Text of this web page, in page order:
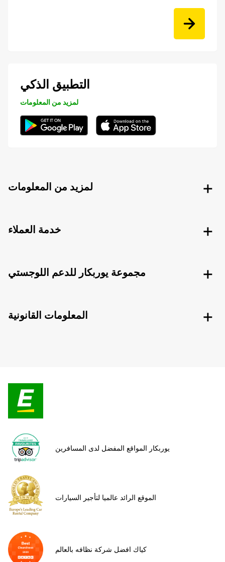
التطبيق الذكي
لمزيد من المعلومات
لمزيد من المعلومات
خدمة العملاء
مجموعة يوربكار للدعم اللوجستي
المعلومات القانونية
يوربكار المواقع المفضل لدى المسافرين
الموقع الرائد عالميا لتأجير السيارات
كياك افضل شركة نظافه بالعالم